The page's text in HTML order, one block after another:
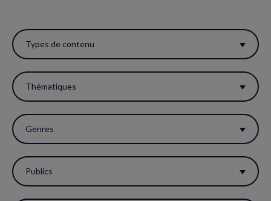
ces
filtres
pour
réactualiser
la
page.
Types de contenu
Thématiques
Genres
Publics